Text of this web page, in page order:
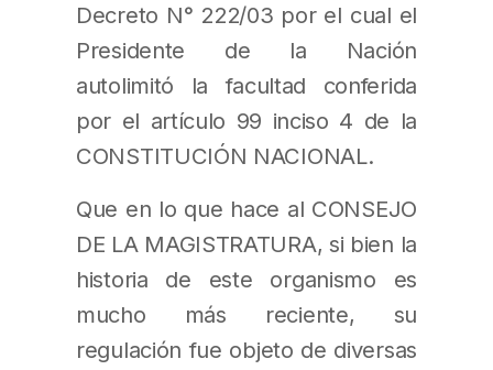
Decreto N° 222/03 por el cual el
Presidente de la Nación
autolimitó la facultad conferida
por el artículo 99 inciso 4 de la
CONSTITUCIÓN NACIONAL.
Que en lo que hace al CONSEJO
DE LA MAGISTRATURA, si bien la
historia de este organismo es
mucho más reciente, su
regulación fue objeto de diversas